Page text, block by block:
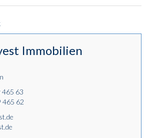
Immobilien
465 63
465 62